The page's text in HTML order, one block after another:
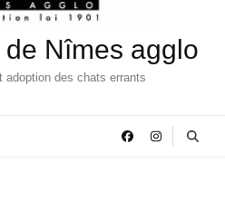
Nîmes agglo
adoption des chats errants